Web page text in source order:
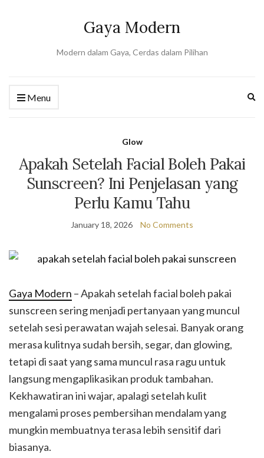
Gaya Modern
Modern dalam Gaya, Cerdas dalam Pilihan
Menu
Glow
Apakah Setelah Facial Boleh Pakai
Sunscreen? Ini Penjelasan yang
Perlu Kamu Tahu
January 18, 2026 No Comments
Gaya Modern – Apakah setelah facial boleh pakai
sunscreen sering menjadi pertanyaan yang muncul
setelah sesi perawatan wajah selesai. Banyak orang
merasa kulitnya sudah bersih, segar, dan glowing,
tetapi di saat yang sama muncul rasa ragu untuk
langsung mengaplikasikan produk tambahan.
Kekhawatiran ini wajar, apalagi setelah kulit
mengalami proses pembersihan mendalam yang
mungkin membuatnya terasa lebih sensitif dari
biasanya.